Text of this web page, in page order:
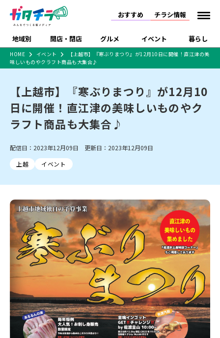
おすすめ チラシ情報
地域別 開店・閉店 グルメ イベント 暮らし
新潟市 下越
中越
佐渡
新潟市中央区 新潟市東区 新潟市西区
新潟市北区
新潟市南区
新潟市江南区 新潟市秋葉区
新潟市西蒲区
村上・関川
新発田・聖籠
胎内・粟島
三条・加茂・田上
五泉・阿賀野・阿賀
燕・弥彦
長岡・見附
小千谷・十日町・津南
魚沼・南魚沼・湯沢
柏崎・刈羽・出雲崎
上越・妙高・糸魚川
開店 閉店
リニューアル・移転 休業 開店まとめ
新潟市・開店
新潟市・閉店
長岡市・開店
長岡市・閉店
上越市・開店
ラーメン・開店
ラーメン 現地レポート
和食
スイーツ
ご当地グルメ 食べ歩き テイクアウト
季節・期間限定
カフェ
居酒屋・バー 焼肉
パスタ
パン・ベーカリー
タレカツ・豚カツ
デカ盛り・大盛り
旨辛・激辛
定食・町定食 海鮮・鮨
そば・うどん
日本酒・新潟清酒
ワイン・クラフトビール
ケーキ・パフェ
ビアガーデン・暑気払い
忘新年会・歓送迎会
体験・販売 祭り・伝統行事
趣味・展示会
スポーツ
セミナー・講演会 子ども向け 花火大会
入場無料
住宅展示場
完成見学会 学生スポーツ アルビレックス
施設・ショップ
住宅メーカー・工務
店
食品メーカー・県産
習い事・塾 アパレル・雑貨
観光スポット
温泉・入浴 ホテル 旅館
水族館
リラクゼーション・整体
スキー場
リユース・買取
病院・クリニック
イオンモール
ラブラ万代・ラブラ2
ビルボードプレイスBP
新潟伊勢丹
ピア万代
リバーサイド千秋
パティオPATIO
特売セール インタビュー
特集・まとめ記事
セツコママ ランキング 新潟人
キャンペーン
開店まとめ
閉店まとめ
食品スーパー・コンビ
ショッピングモール・
大型施設
ドラッグストア・ホーム
センター
ファッション 生活サービス
新車・中古車・カー用品
旅行・レジャー
家電・携帯電話
冠婚葬祭
習い事・塾 通販・EC イベント
求人
官公庁・自治体
新潟市 チラシ
長岡・見附 チラシ
上越・妙高・糸魚川 チラシ
注目 チラシ
週末セール
火曜セール
オープン・リニューアルセール
周年祭・感謝祭セール
年末・初売りセール
HOME イベント
【上越市】『寒ぶりまつり』が12月10日に開催！直江津の美
味しいものやクラフト商品も大集合♪
【上越市】『寒ぶりまつり』が12月10
日に開催！直江津の美味しいものやク
ラフト商品も大集合♪
配信日：2023年12月09日 更新日：2023年12月09日
上越
イベント